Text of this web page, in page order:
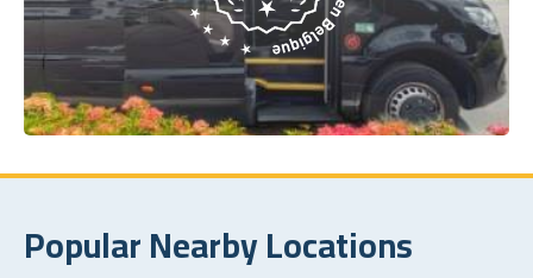
Popular Nearby Locations